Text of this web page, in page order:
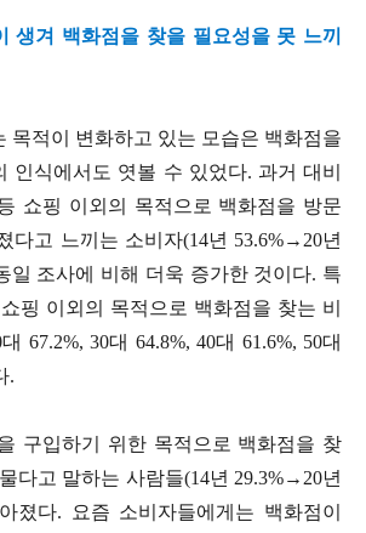
생겨 백화점을 찾을 필요성을 못 느끼
목적이 변화하고 있는 모습은 백화점을
인식에서도 엿볼 수 있었다. 과거 대비
쇼핑 이외의 목적으로 백화점을 방문
다고 느끼는 소비자(14년 53.6%→20년
일 조사에 비해 더욱 증가한 것이다. 특
핑 이외의 목적으로 백화점을 찾는 비
67.2%, 30대 64.8%, 40대 61.6%, 50대
.
구입하기 위한 목적으로 백화점을 찾
다고 말하는 사람들(14년 29.3%→20년
졌다. 요즘 소비자들에게는 백화점이